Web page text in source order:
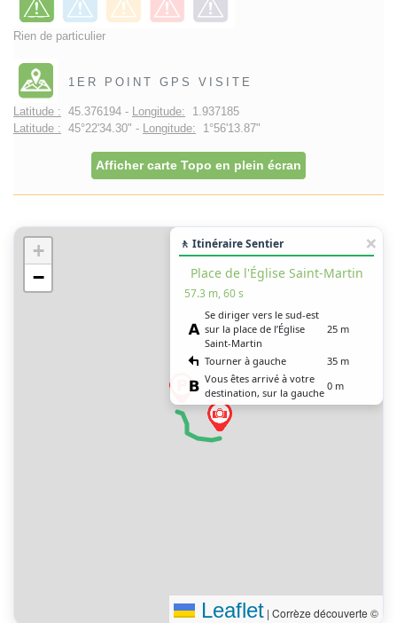
Rien de particulier
1ER POINT GPS VISITE
Latitude : 45.376194 - Longitude: 1.937185
Latitude : 45°22'34.30" - Longitude: 1°56'13.87"
Afficher carte Topo en plein écran
+
−
🚶 Itinéraire Sentier
Place de l'Église Saint-Martin
57.3 m, 60 s
Se diriger vers le sud-est
sur la place de l’Église
Saint-Martin
25 m
Tourner à gauche
35 m
Vous êtes arrivé à votre
destination, sur la gauche
0 m
Leaflet | Corrèze découverte ©